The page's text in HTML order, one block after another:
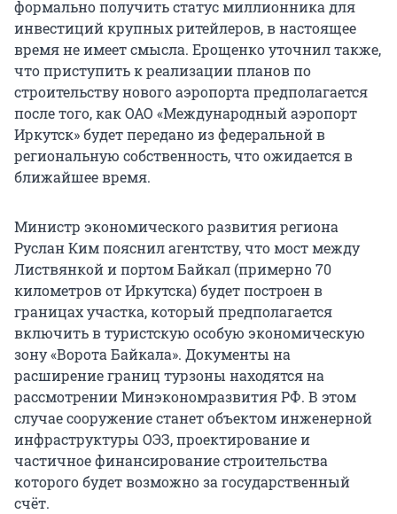
формально получить статус миллионника для
инвестиций крупных ритейлеров, в настоящее
время не имеет смысла. Ерощенко уточнил также,
что приступить к реализации планов по
строительству нового аэропорта предполагается
после того, как ОАО «Международный аэропорт
Иркутск» будет передано из федеральной в
региональную собственность, что ожидается в
ближайшее время.
Министр экономического развития региона
Руслан Ким пояснил агентству, что мост между
Листвянкой и портом Байкал (примерно 70
километров от Иркутска) будет построен в
границах участка, который предполагается
включить в туристскую особую экономическую
зону «Ворота Байкала». Документы на
расширение границ турзоны находятся на
рассмотрении Минэкономразвития РФ. В этом
случае сооружение станет объектом инженерной
инфраструктуры ОЭЗ, проектирование и
частичное финансирование строительства
которого будет возможно за государственный
счёт.